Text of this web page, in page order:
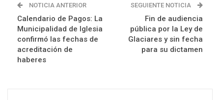
NOTICIA ANTERIOR
Calendario de Pagos: La
Municipalidad de Iglesia
confirmó las fechas de
acreditación de
haberes
SEGUIENTE NOTICIA
Fin de audiencia
pública por la Ley de
Glaciares y sin fecha
para su dictamen